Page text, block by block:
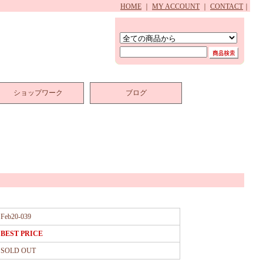
HOME MY ACCOUNT CONTACT
ショップワーク ブログ
Feb20-039
BEST PRICE
SOLD OUT